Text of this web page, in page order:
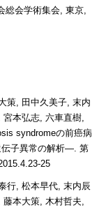
総会学術集会, 東京,
策, 田中久美子, 末内
本弘志, 六車直樹,
syndromeの前癌病
子異常の解析―. 第
25
行, 松本早代, 末内辰
本大策, 木村哲夫,